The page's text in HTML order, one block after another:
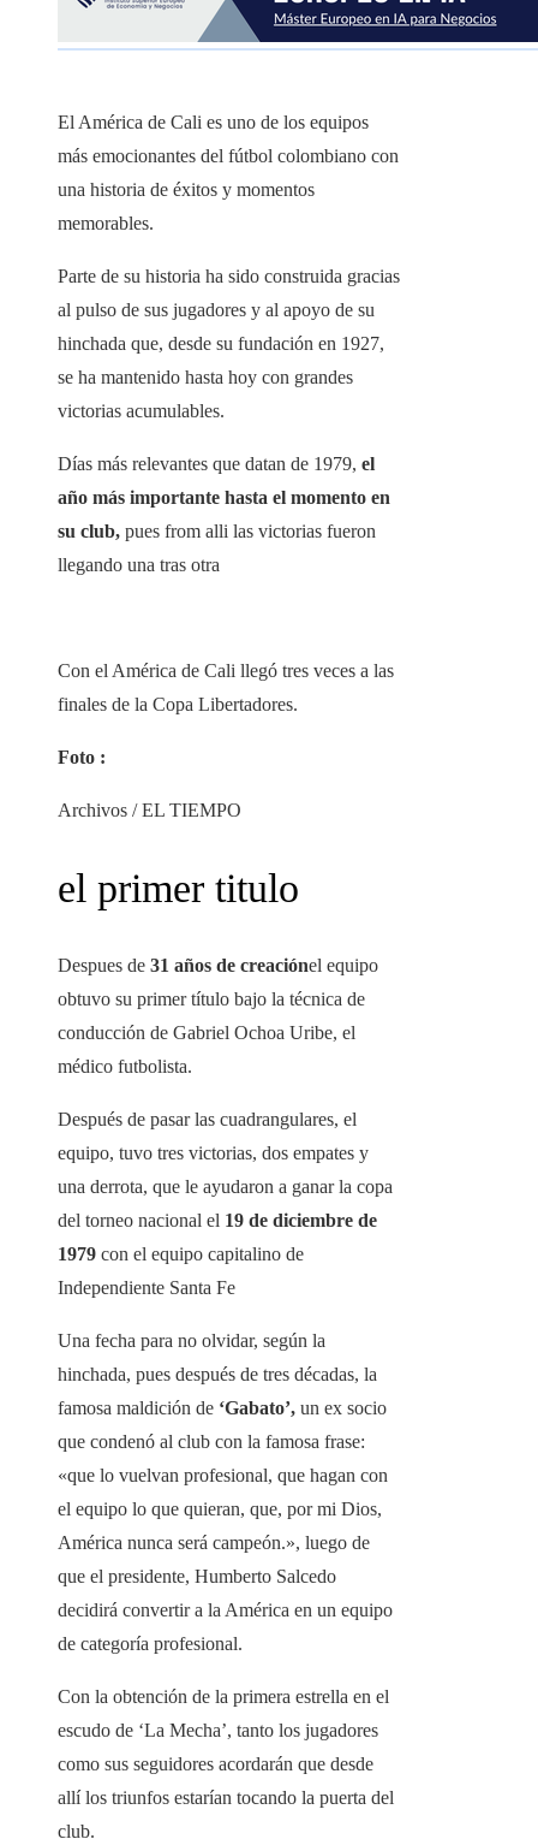
El América de Cali es uno de los equipos
más emocionantes del fútbol colombiano con
una historia de éxitos y momentos
memorables.
Parte de su historia ha sido construida gracias
al pulso de sus jugadores y al apoyo de su
hinchada que, desde su fundación en 1927,
se ha mantenido hasta hoy con grandes
victorias acumulables.
Días más relevantes que datan de 1979, el
año más importante hasta el momento en
su club, pues from alli las victorias fueron
llegando una tras otra
Con el América de Cali llegó tres veces a las
finales de la Copa Libertadores.
Foto :
Archivos / EL TIEMPO
el primer titulo
Despues de 31 años de creaciónel equipo
obtuvo su primer título bajo la técnica de
conducción de Gabriel Ochoa Uribe, el
médico futbolista.
Después de pasar las cuadrangulares, el
equipo, tuvo tres victorias, dos empates y
una derrota, que le ayudaron a ganar la copa
del torneo nacional el 19 de diciembre de
1979 con el equipo capitalino de
Independiente Santa Fe
Una fecha para no olvidar, según la
hinchada, pues después de tres décadas, la
famosa maldición de ‘Gabato’, un ex socio
que condenó al club con la famosa frase:
«que lo vuelvan profesional, que hagan con
el equipo lo que quieran, que, por mi Dios,
América nunca será campeón.», luego de
que el presidente, Humberto Salcedo
decidirá convertir a la América en un equipo
de categoría profesional.
Con la obtención de la primera estrella en el
escudo de ‘La Mecha’, tanto los jugadores
como sus seguidores acordarán que desde
allí los triunfos estarían tocando la puerta del
club.